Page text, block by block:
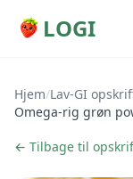
LOGI
Hjem/Lav-GI
Omega-rig grøn
← Tilbage til